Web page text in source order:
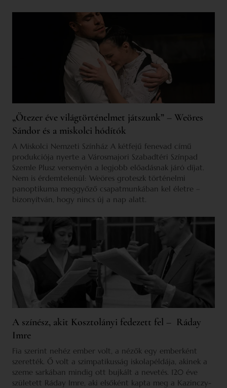
„Ötezer éve világtörténelmet játszunk” – Weöres
Sándor és a miskolci hódítók
A Miskolci Nemzeti Színház A kétfejű fenevad című
produkciója nyerte a Városmajori Szabadtéri Színpad
Szemle Plusz versenyén a legjobb előadásnak járó díjat.
Nem is érdemtelenül: Weöres groteszk történelmi
panoptikuma meggyőző csapatmunkában kel életre –
bizonyítván, hogy nincs új a nap alatt.
A színész, akit Kosztolányi fedezett fel – Ráday
Imre
Fia szerint nehéz ember volt, a nézők egy emberként
szerették. Ő volt a szimpatikusság iskolapéldája, akinek a
szeme sarkában mindig ott bujkált a nevetés. 120 éve
született Ráday Imre, aki elsőként kapta meg a Kazinczy-